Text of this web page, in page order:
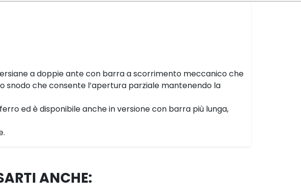
a doppie ante con barra a scorrimento meccanico che
snodo che consente l’apertura parziale mantenendo la
ed è disponibile anche in versione con barra più lunga,
ANCHE: